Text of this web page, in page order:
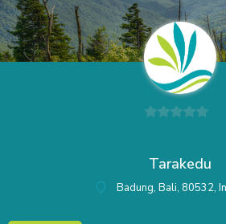
5
Tarakedu
Badung, Bali, 80532,